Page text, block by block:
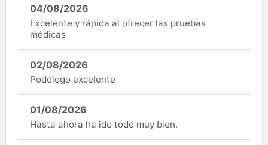
04/08/2026
Excelente y rápida al ofrecer las pruebas
médicas
02/08/2026
Podólogo excelente
01/08/2026
Hasta ahora ha ido todo muy bien.